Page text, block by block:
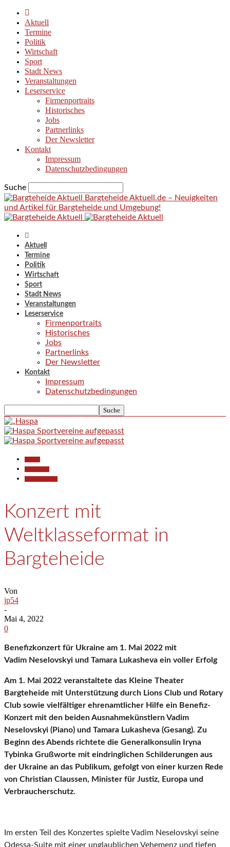
Aktuell
Termine
Politik
Wirtschaft
Sport
Stadt News
Veranstaltungen
Leserservice
Firmenportraits
Historisches
Jobs
Partnerlinks
Der Newsletter
Kontakt
Impressum
Datenschutzbedingungen
Suche
Bargteheide Aktuell.de – Neuigkeiten
und Artikel für Bargteheide und Umgebung!
Aktuell
Termine
Politik
Wirtschaft
Sport
Stadt News
Veranstaltungen
Leserservice
Firmenportraits
Historisches
Jobs
Partnerlinks
Der Newsletter
Kontakt
Impressum
Datenschutzbedingungen
Konzert mit
Weltklasseformat in
Bargteheide
Von
jp54
-
Mai 4, 2022
0
Benefizkonzert für Ukraine am 1. Mai 2022 mit
Vadim Neselovskyi und Tamara Lukasheva ein voller Erfolg
Am 1. Mai 2022 veranstaltete das Kleine Theater
Bargteheide mit Unterstützung durch Lions Club und Rotary
Club sowie vielfältiger ehrenamtlicher Hilfe ein Benefiz-
Konzert mit den beiden Ausnahmekünstlern Vadim
Neselovskyi (Piano) und Tamara Lukasheva (Gesang). Zu
Beginn des Abends richtete die Generalkonsulin Iryna
Tybinka Grußworte mit eindringlichen Schilderungen aus
der Ukraine an das Publikum, gefolgt von einer kurzen Rede
von Christian Claussen, Minister für Justiz, Europa und
Verbraucherschutz.
Im ersten Teil des Konzertes spielte Vadim Neselovskyi seine
Odessa-Suite mit einer unglaublichen Vehemenz und tiefen